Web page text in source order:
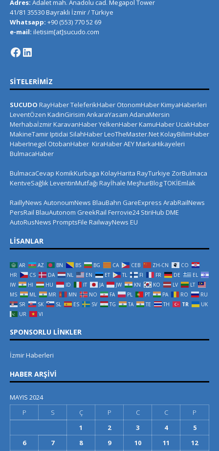
Adres: Adalet mah. Anadolu cad. Megapol Tower
41/81 35530 Bayraklı İzmir / Türkiye
Whatsapp: +90 (553) 770 52 69
e-mail: iletisim[at]sucudo.com
SITELERIMIZ
SUCUDO RayHaberTeleferikHaber OtonomHaberKimyaHaberleri
LeventÖzen KadinGirisim AnkaraYasam AdanaMersin
MerhabaİzmirKaravanHaberYelkenHaberKamuHaberUcakHaber
MakineTamirIptidai SilahHaberLeoTheMaster.NetKolayBilimHaber
HaberInegol OtobanHaber KiraHaberAEYMarkaHikayeleri
BulmacaHaber
BulmacaCevap KomikKurbaga KolayHarita RayTurkiye ZorBulmaca
KentveSağlıkLeventinMutfağı Rayİhale MeşhurBlogTOKİEmlak
RaillyNews AutonoumNews BlauBahn GareExpress ArabRailNews
PersRail BlauAutonom GreekRail Ferrovie24 StiriHub DME
AutoRusNews PromptsFile RailwayNews EU
LISANLAR
AR AZ BN BS BG CA CEB ZH-CN
CO
HR
CS DA NL EN ET TL FI FR DE
EL
IW
HI HU ID IT JA JW KN KO LV
LT
MS
ML MR MN NO FA PL PT PA RO
RU
SR
SK SL ES SV TG TA TE TH TR
UK
UR
VI
SPONSORLU LINKLER
İzmir Haberleri
HABER ARŞIVI
MAYIS 2024
P
S Ç P C C
P
1
2 3 4
5
6
7 8 9 10 11 12